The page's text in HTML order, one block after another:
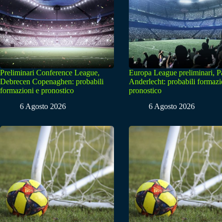
Preliminari Conference League,
Debrecen Copenaghen: probabili
formazioni e pronostico
6 Agosto 2026
Europa League preliminari,
Anderlecht: probabili
pronostico
6 Agosto 2026